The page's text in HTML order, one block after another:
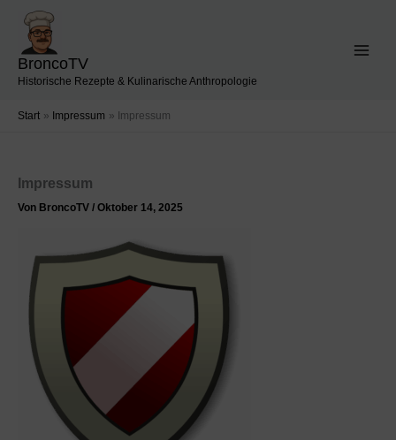
Inhalt
springen
BroncoTV
Historische Rezepte & Kulinarische Anthropologie
Start Impressum Impressum
Impressum
Von BroncoTV / Oktober 14, 2025